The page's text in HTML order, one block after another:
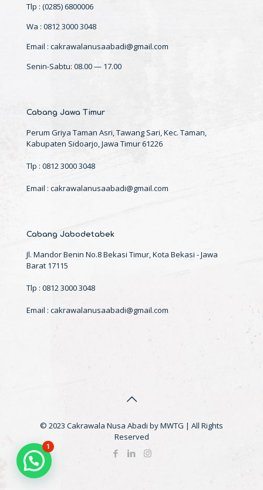
Tlp : (0285) 6800006
Wa : 0812 3000 3048
Email : cakrawalanusaabadi@gmail.com
Senin-Sabtu: 08.00 — 17.00
Cabang Jawa Timur
Perum Griya Taman Asri, Tawang Sari, Kec. Taman,
Kabupaten Sidoarjo, Jawa Timur 61226
Tlp : 0812 3000 3048
Email : cakrawalanusaabadi@gmail.com
Cabang Jabodetabek
Jl. Mandor Benin No.8 Bekasi Timur, Kota Bekasi - Jawa
Barat 17115
Tlp : 0812 3000 3048
Email : cakrawalanusaabadi@gmail.com
© 2023 Cakrawala Nusa Abadi by MWTG | All Rights
Reserved
1